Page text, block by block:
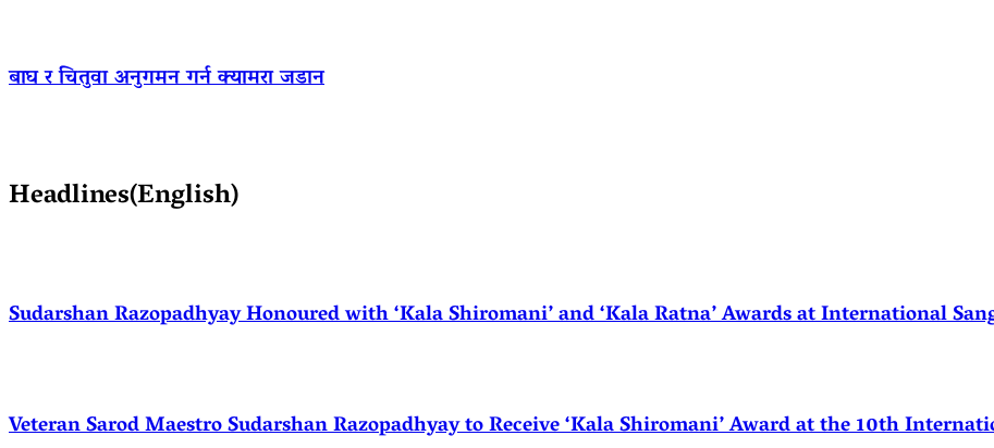
बाघ र चितुवा अनुगमन गर्न क्यामरा जडान
Headlines(English)
Sudarshan Razopadhyay Honoured with ‘Kala Shiromani’ and ‘Kala Ratna’ Awards at International
Veteran Sarod Maestro Sudarshan Razopadhyay to Receive ‘Kala Shiromani’ Award at the 10th